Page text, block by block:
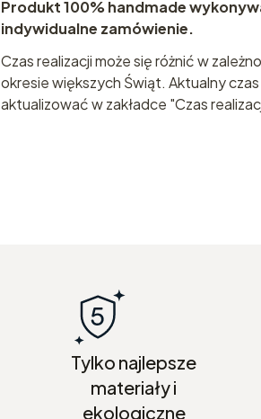
Produkt 100% handmade
indywidualne zamówienie.
Czas realizacji może się różnić w
okresie większych Świąt. Aktualny
aktualizować w zakładce "Czas
Tylko najlepsze
materiały i
ekologiczne